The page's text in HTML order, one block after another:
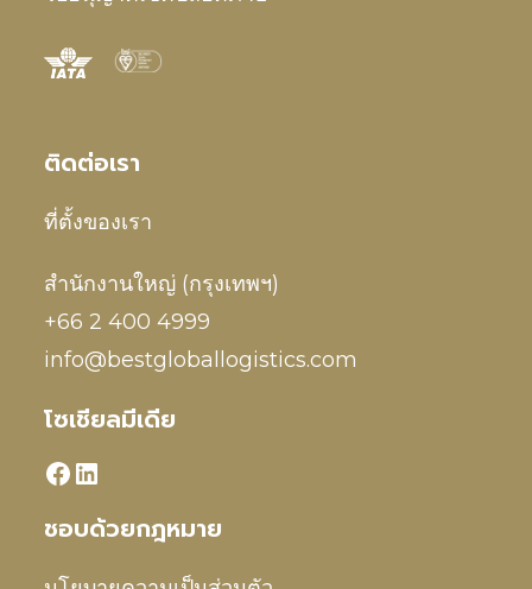
ติดต่อเรา
ที่ตั้งของเรา
สำนักงานใหญ่ (กรุงเทพฯ)
+66 2 400 4999
info@bestgloballogistics.com
โซเชียลมีเดีย
ชอบด้วยกฎหมาย